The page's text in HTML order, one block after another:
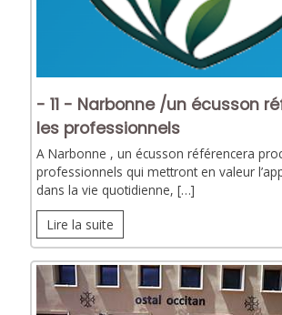
- 11 - Narbonne /un écusson
les professionnels
A Narbonne , un écusson référencera
professionnels qui mettront en valeur
dans la vie quotidienne, […]
Lire la suite